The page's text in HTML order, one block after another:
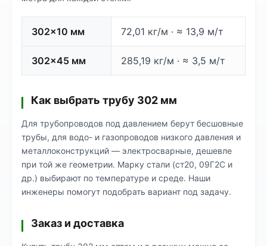
302×10 мм 72,01 кг/м · ≈ 13,9 м/т
302×45 мм 285,19 кг/м · ≈ 3,5 м/т
Как выбрать трубу 302 мм
Для трубопроводов под давлением берут бесшовные
трубы, для водо- и газопроводов низкого давления и
металлоконструкций — электросварные, дешевле
при той же геометрии. Марку стали (ст20, 09Г2С и
др.) выбирают по температуре и среде. Наши
инженеры помогут подобрать вариант под задачу.
Заказ и доставка